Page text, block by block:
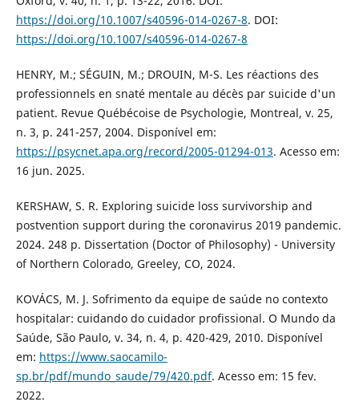
https://doi.org/10.1007/s40596-014-0267-8. DOI:
https://doi.org/10.1007/s40596-014-0267-8
HENRY, M.; SÉGUIN, M.; DROUIN, M-S. Les réactions des
professionnels en snaté mentale au décès par suicide d'un
patient. Revue Québécoise de Psychologie, Montreal, v. 25,
n. 3, p. 241-257, 2004. Disponível em:
https://psycnet.apa.org/record/2005-01294-013. Acesso em:
16 jun. 2025.
KERSHAW, S. R. Exploring suicide loss survivorship and
postvention support during the coronavirus 2019 pandemic.
2024. 248 p. Dissertation (Doctor of Philosophy) - University
of Northern Colorado, Greeley, CO, 2024.
KOVÁCS, M. J. Sofrimento da equipe de saúde no contexto
hospitalar: cuidando do cuidador profissional. O Mundo da
Saúde, São Paulo, v. 34, n. 4, p. 420-429, 2010. Disponível
em: https://www.saocamilo-
sp.br/pdf/mundo_saude/79/420.pdf. Acesso em: 15 fev.
2022.